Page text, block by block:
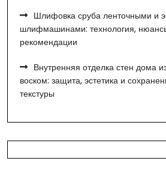
Шлифовка сруба ленточными и
шлифмашинами: технология,
рекомендации
Внутренняя отделка стен дома
воском: защита, эстетика и
текстуры